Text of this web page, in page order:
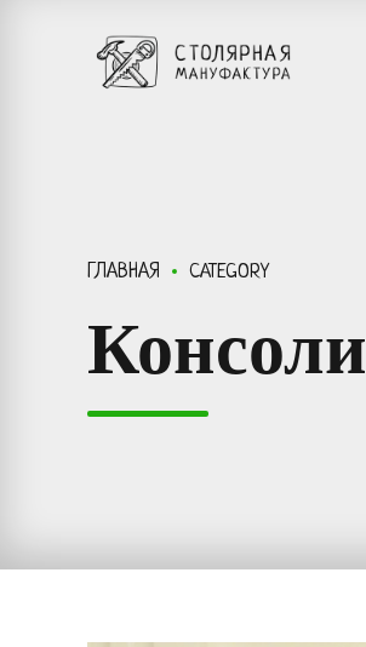
ГЛАВНАЯ CATEGORY
Консоли